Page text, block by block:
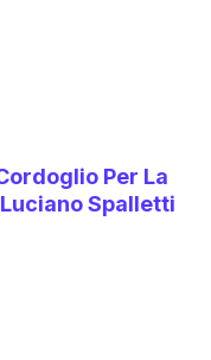
Per La
Spalletti